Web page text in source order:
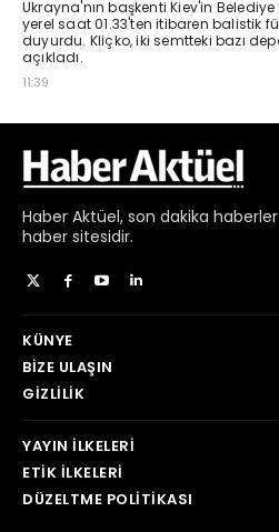
Haber Aktüel, son dakika haberler
haber sitesidir.
KÜNYE
BIZE ULAŞIN
GIZLILIK
YAYIN İLKELERI
ETIK İLKELERI
DÜZELTME POLITIKASI